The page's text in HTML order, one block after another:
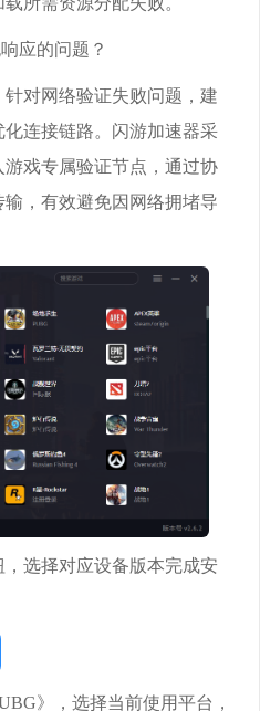
应的问题？
对网络验证失败问题，建
连接链路。闪游加速器采
戏专属验证节点，通过协
，有效避免因网络拥堵导
选择对应设备版本完成安
》，选择当前使用平台，